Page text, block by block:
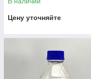
полипропиленовой
Цену уточняйте